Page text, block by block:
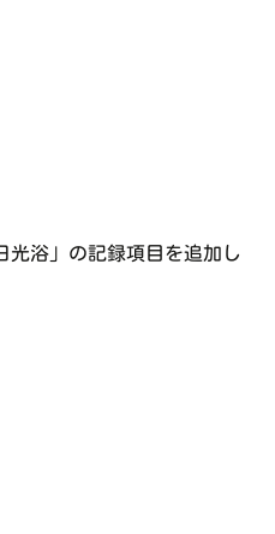
光浴」の記録項目を追加し